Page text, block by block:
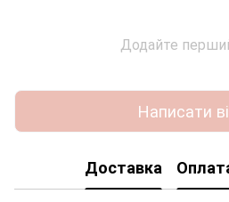
Додайте
Написати
Доставка